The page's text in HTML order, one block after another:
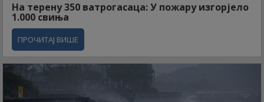
На терену 350 ватрогасаца: У пожару изгорјело
1.000 свиња
ПРОЧИТАЈ ВИШЕ